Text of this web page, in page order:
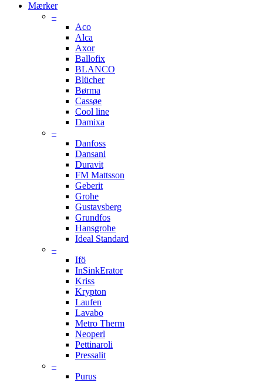
Mærker
–
Aco
Alca
Axor
Ballofix
BLANCO
Blücher
Børma
Cassøe
Cool line
Damixa
–
Danfoss
Dansani
Duravit
FM Mattsson
Geberit
Grohe
Gustavsberg
Grundfos
Hansgrohe
Ideal Standard
–
Ifö
InSinkErator
Kriss
Krypton
Laufen
Lavabo
Metro Therm
Neoperl
Pettinaroli
Pressalit
–
Purus